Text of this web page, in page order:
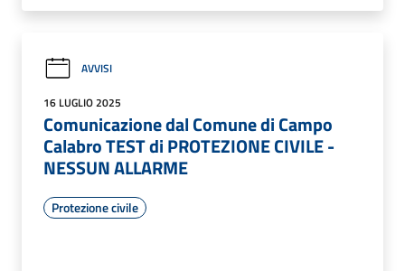
AVVISI
16 LUGLIO 2025
Comunicazione dal Comune di Campo
Calabro TEST di PROTEZIONE CIVILE -
NESSUN ALLARME
Protezione civile